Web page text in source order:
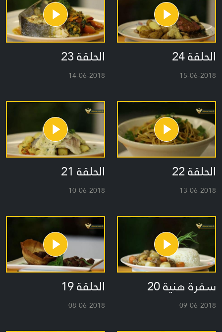
الحلقة 24
15-06-2018
الحلقة 23
14-06-2018
الحلقة 22
13-06-2018
الحلقة 21
10-06-2018
سفرة هنية 20
09-06-2018
الحلقة 19
08-06-2018